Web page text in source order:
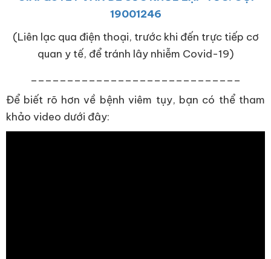
19001246
(Liên lạc qua điện thoại, trước khi đến trực tiếp cơ
quan y tế, để tránh lây nhiễm Covid-19)
Để biết rõ hơn về bệnh viêm tụy, bạn có thể tham
khảo video dưới đây: